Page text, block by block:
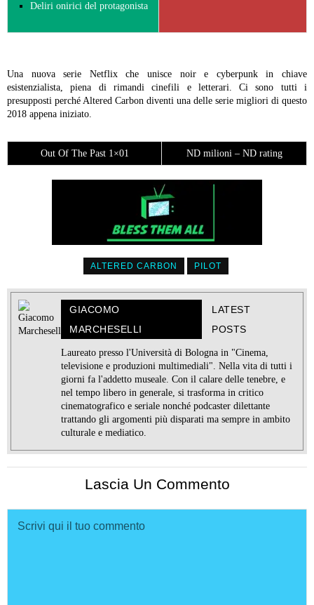
Deliri onirici del protagonista
Una nuova serie Netflix che unisce noir e cyberpunk in chiave
esistenzialista, piena di rimandi cinefili e letterari. Ci sono tutti i
presupposti perché Altered Carbon diventi una delle serie migliori di questo
2018 appena iniziato.
Out Of The Past 1×01 ND milioni – ND rating
ALTERED CARBON PILOT
GIACOMO
MARCHESELLI
LATEST
POSTS
Laureato presso l'Università di Bologna in "Cinema,
televisione e produzioni multimediali". Nella vita di tutti i
giorni fa l'addetto museale. Con il calare delle tenebre, e
nel tempo libero in generale, si trasforma in critico
cinematografico e seriale nonché podcaster dilettante
trattando gli argomenti più disparati ma sempre in ambito
culturale e mediatico.
Lascia Un Commento